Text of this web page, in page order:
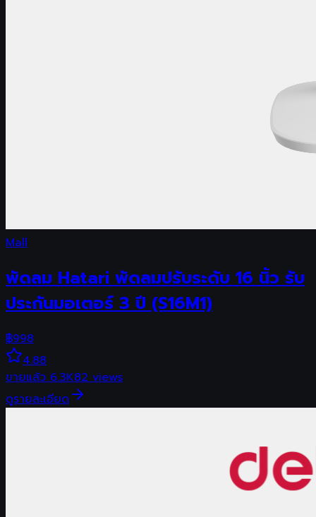
Mall
พัดลม Hatari พัดลมปรับระดับ 16 นิ้ว รับ
ประกันมอเตอร์ 3 ปี (S16M1)
฿998
4.88
ขายแล้ว6.3K82views
ดูรายละเอียด